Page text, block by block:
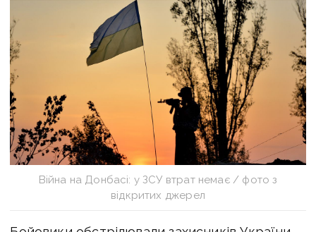
Війна на Донбасі: у ЗСУ втрат немає / фото з
відкритих джерел